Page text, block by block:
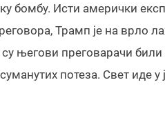
бомбу. Исти амерички
Трамп је на врло
његови преговарачи били
потеза. Свет иде у